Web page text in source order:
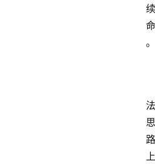
续
命
。
法
思
路
上